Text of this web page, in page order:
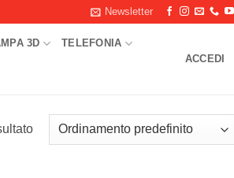
Newsletter
3D
TELEFONIA
ACCEDI